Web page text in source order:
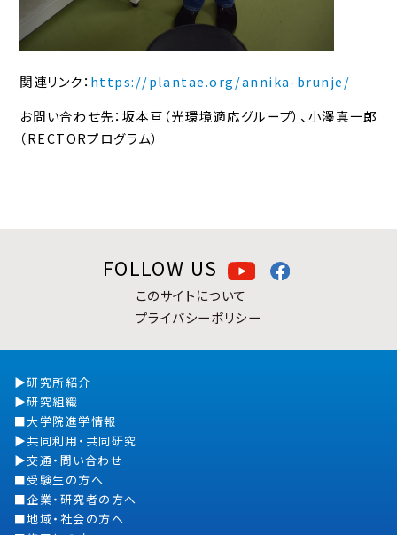
関連リンク： https://plantae.org/annika-brunje/
お問い合わせ先：坂本亘（光環境適応グループ）、小澤真一郎
（RECTORプログラム）
FOLLOW US
このサイトについて
プライバシーポリシー
研究所紹介
研究組織
大学院進学情報
共同利用・共同研究
交通・問い合わせ
受験生の方へ
企業・研究者の方へ
地域・社会の方へ